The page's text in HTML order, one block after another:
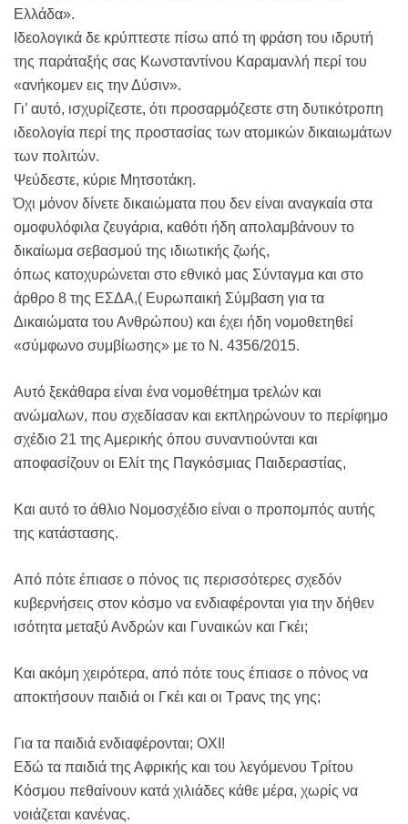
Ελλάδα».
Ιδεολογικά δε κρύπτεστε πίσω από τη φράση του ιδρυτή
της παράταξής σας Κωνσταντίνου Καραμανλή περί του
«ανήκομεν εις την Δύσιν».
Γι’ αυτό, ισχυρίζεστε, ότι προσαρμόζεστε στη δυτικότροπη
ιδεολογία περί της προστασίας των ατομικών δικαιωμάτων
των πολιτών.
Ψεύδεστε, κύριε Μητσοτάκη.
Όχι μόνον δίνετε δικαιώματα που δεν είναι αναγκαία στα
ομοφυλόφιλα ζευγάρια, καθότι ήδη απολαμβάνουν το
δικαίωμα σεβασμού της ιδιωτικής ζωής,
όπως κατοχυρώνεται στο εθνικό μας Σύνταγμα και στο
άρθρο 8 της ΕΣΔΑ,( Ευρωπαική Σύμβαση για τα
Δικαιώματα του Ανθρώπου) και έχει ήδη νομοθετηθεί
«σύμφωνο συμβίωσης» με το Ν. 4356/2015.
Αυτό ξεκάθαρα είναι ένα νομοθέτημα τρελών και
ανώμαλων, που σχεδίασαν και εκπληρώνουν το περίφημο
σχέδιο 21 της Αμερικής όπου συναντιούνται και
αποφασίζουν οι Ελίτ της Παγκόσμιας Παιδεραστίας,
Και αυτό το άθλιο Νομοσχέδιο είναι ο προπομπός αυτής
της κατάστασης.
Από πότε έπιασε ο πόνος τις περισσότερες σχεδόν
κυβερνήσεις στον κόσμο να ενδιαφέρονται για την δήθεν
ισότητα μεταξύ Ανδρών και Γυναικών και Γκέι;
Και ακόμη χειρότερα, από πότε τους έπιασε ο πόνος να
αποκτήσουν παιδιά οι Γκέι και οι Τρανς της γης;
Για τα παιδιά ενδιαφέρονται; ΟΧΙ!
Εδώ τα παιδιά της Αφρικής και του λεγόμενου Τρίτου
Κόσμου πεθαίνουν κατά χιλιάδες κάθε μέρα, χωρίς να
νοιάζεται κανένας.